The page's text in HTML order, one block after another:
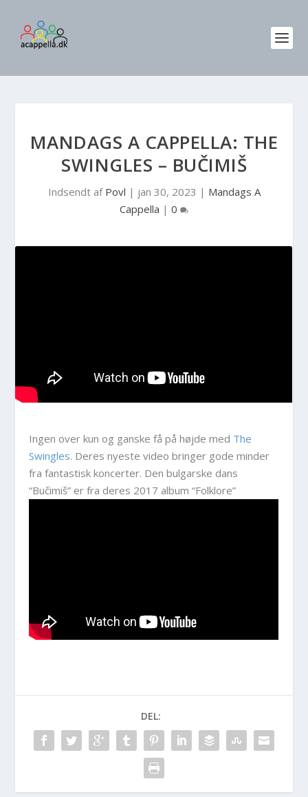
MANDAGS A CAPPELLA: THE
SWINGLES – BUČIMIŠ
Indsendt af Povl | jan 30, 2023 | Mandags A
Cappella | 0
Ingen over kun og ganske få på højde med The
Swingles. Deres nyeste video bringer gode minder
fra fantastisk koncerter. Den bulgarske dans
“Bučimiš” er fra deres 2017 album “Folklore”
DEL: